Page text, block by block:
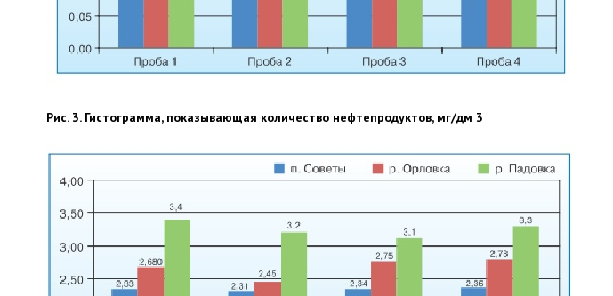
Рис. 3. Гистограмма, показывающая количество нефтепродуктов, мг/дм 3